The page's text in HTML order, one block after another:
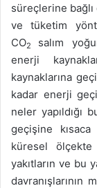
süreçlerine bağlı
ve tüketim
CO2 salım
enerji
kaynaklarına
kadar enerji
neler yapıldığı
geçişine
küresel ölçekte
yakıtların ve bu